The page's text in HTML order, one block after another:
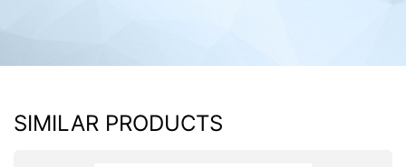
SIMILAR PRODUCTS